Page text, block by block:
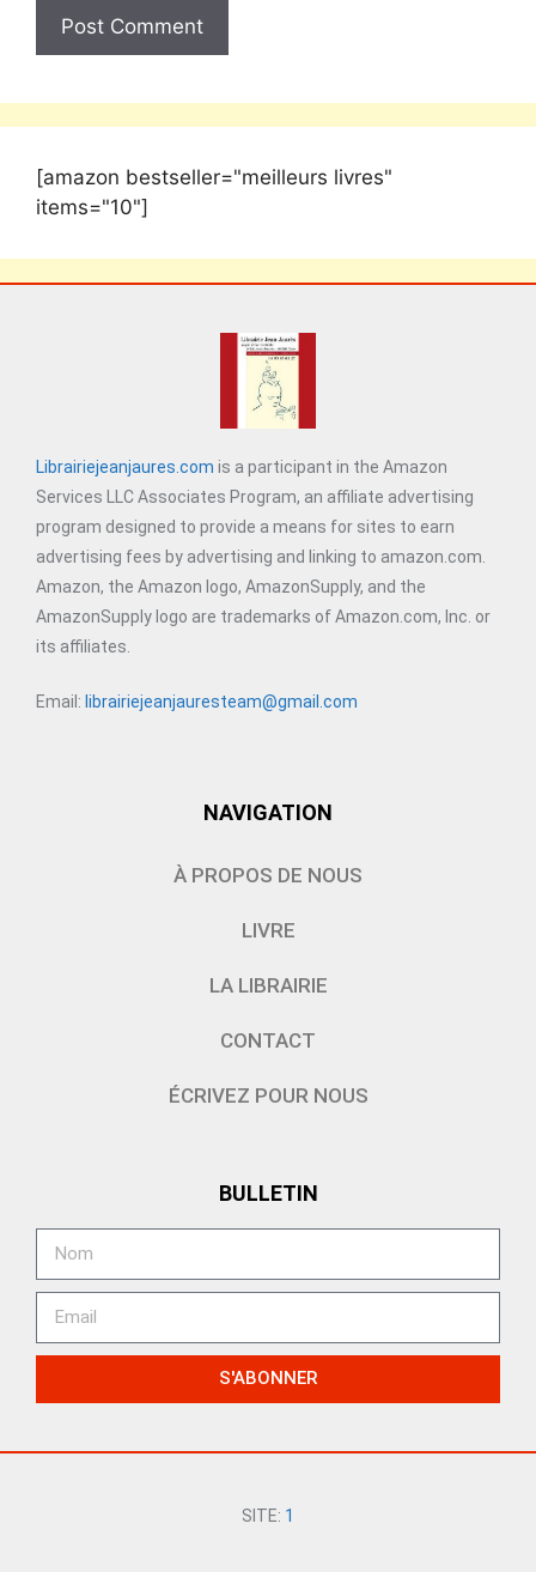
[amazon bestseller="meilleurs livres"
items="10"]
Librairiejeanjaures.com is a participant in the Amazon
Services LLC Associates Program, an affiliate advertising
program designed to provide a means for sites to earn
advertising fees by advertising and linking to amazon.com.
Amazon, the Amazon logo, AmazonSupply, and the
AmazonSupply logo are trademarks of Amazon.com, Inc. or
its affiliates.
Email: librairiejeanjauresteam@gmail.com
NAVIGATION
À PROPOS DE NOUS
LIVRE
LA LIBRAIRIE
CONTACT
ÉCRIVEZ POUR NOUS
BULLETIN
S'ABONNER
SITE: 1